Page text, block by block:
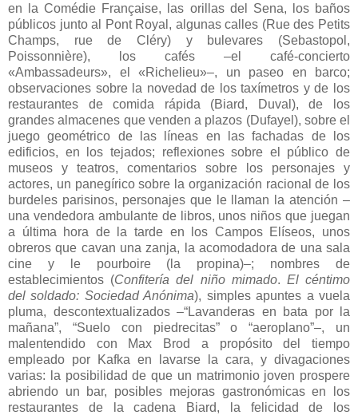
en la Comédie Française, las orillas del Sena, los baños
públicos junto al Pont Royal, algunas calles (Rue des Petits
Champs, rue de Cléry) y bulevares (Sebastopol,
Poissonnière), los cafés ‒el café-concierto
«Ambassadeurs», el «Richelieu»‒, un paseo en barco;
observaciones sobre la novedad de los taxímetros y de los
restaurantes de comida rápida (Biard, Duval), de los
grandes almacenes que venden a plazos (Dufayel), sobre el
juego geométrico de las líneas en las fachadas de los
edificios, en los tejados; reflexiones sobre el público de
museos y teatros, comentarios sobre los personajes y
actores, un panegírico sobre la organización racional de los
burdeles parisinos, personajes que le llaman la atención ‒
una vendedora ambulante de libros, unos niños que juegan
a última hora de la tarde en los Campos Elíseos, unos
obreros que cavan una zanja, la acomodadora de una sala
cine y le pourboire (la propina)‒; nombres de
establecimientos (Confitería del niño mimado. El céntimo
del soldado: Sociedad Anónima), simples apuntes a vuela
pluma, descontextualizados ‒“Lavanderas en bata por la
mañana”, “Suelo con piedrecitas” o “aeroplano”‒, un
malentendido con Max Brod a propósito del tiempo
empleado por Kafka en lavarse la cara, y divagaciones
varias: la posibilidad de que un matrimonio joven prospere
abriendo un bar, posibles mejoras gastronómicas en los
restaurantes de la cadena Biard, la felicidad de los